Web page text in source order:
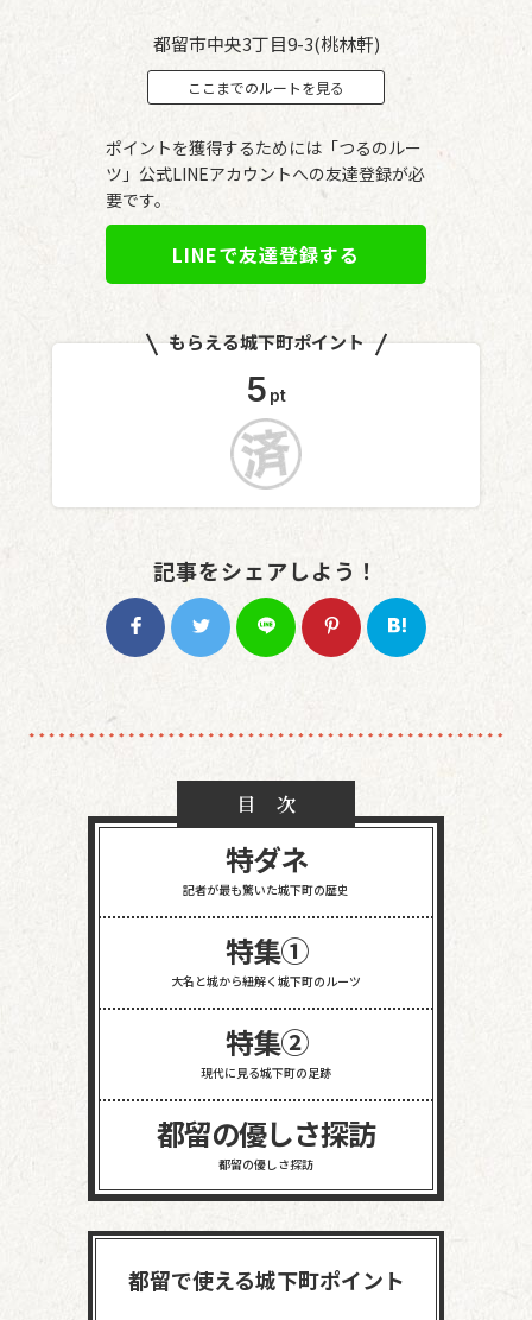
都留市中央3丁目9-3(桃林軒)
ここまでのルートを見る
ポイントを獲得するためには「つるのルー
ツ」公式LINEアカウントへの友達登録が必
要です。
LINEで友達登録する
もらえる城下町ポイント
5 pt
記事をシェアしよう！
目 次
特ダネ
記者が最も驚いた城下町の歴史
特集①
大名と城から紐解く 城下町のルーツ
特集②
現代に見る城下町の足跡
都留の優しさ探訪
都留の優しさ探訪
都留で使える城下町ポイント